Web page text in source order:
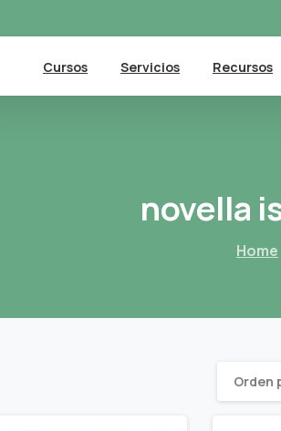
Cursos Servicios Recursos
novella
Home
Orden